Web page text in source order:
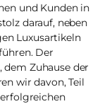
und Kunden in
darauf, neben
Luxusartikeln
Der
Zuhause der
wir davon, Teil